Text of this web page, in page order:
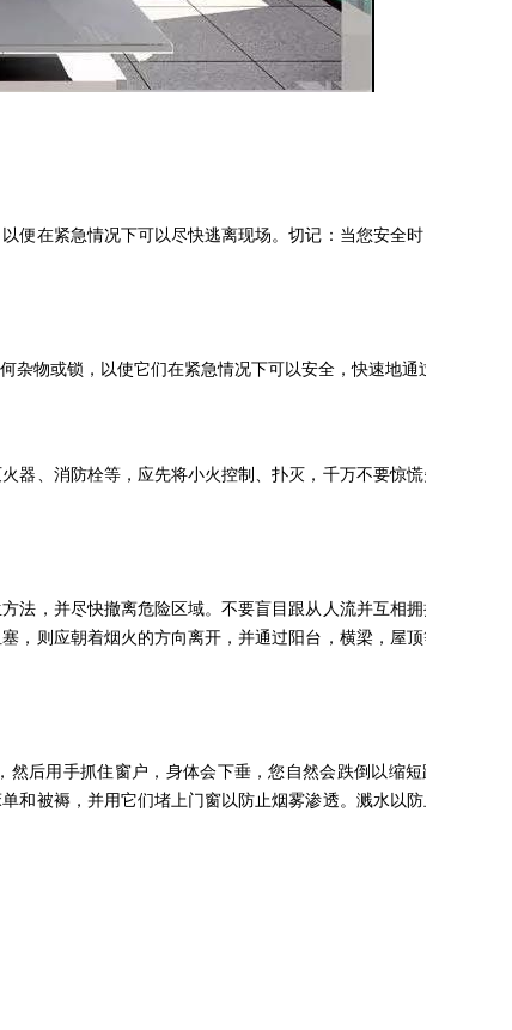
便在紧急情况下可以尽快逃离现场。切记：当您安全时，请确
物或锁，以使它们在紧急情况下可以安全，快速地通过。
器、消防栓等，应先将小火控制、扑灭，千万不要惊慌失措地
法，并尽快撤离危险区域。不要盲目跟从人流并互相拥挤。撤
，则应朝着烟火的方向离开，并通过阳台，横梁，屋顶等逃生
后用手抓住窗户，身体会下垂，您自然会跌倒以缩短跳跃高
和被褥，并用它们堵上门窗以防止烟雾渗透。溅水以防止其干